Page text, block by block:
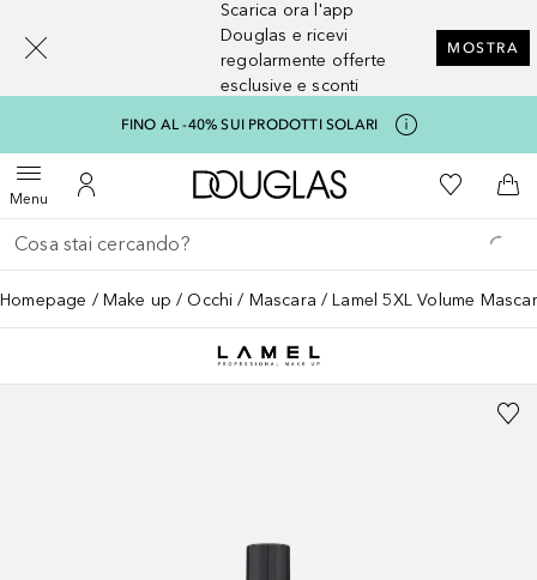
Scarica ora l'app
Douglas e ricevi
regolarmente offerte
esclusive e sconti
MOSTRA
FINO AL -40% SUI PRODOTTI SOLARI
MenuApri menuAl Mio Account
A Douglas HomeAlla Mia
Al
Torna indietro
Esegui ricerca
Homepage Make up Occhi Mascara Lamel 5XL Volume
[navigation.slideout.screenreader]